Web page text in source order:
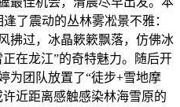
了震动的丛林雾凇景不雅：
拂过，冰晶簌簌飘落，仿佛冰
在龙江”的奇特魅力。随后开
为团队放置了“徒步+雪地摩
近距离感触感染林海雪原的